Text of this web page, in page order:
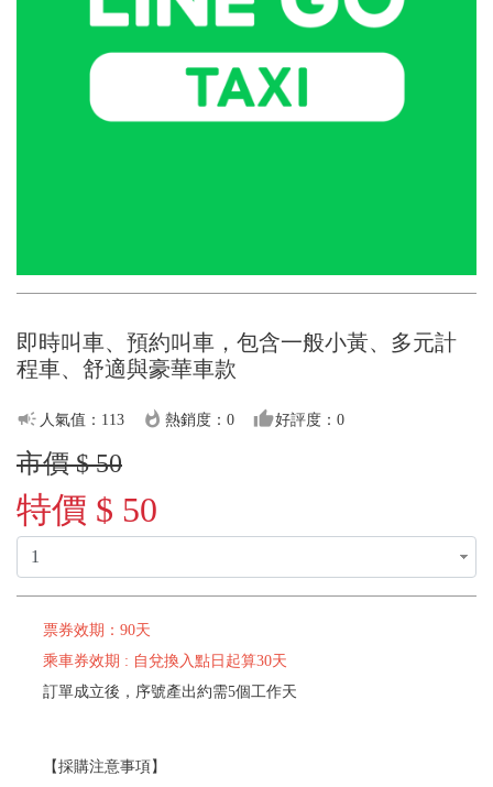
即時叫車、預約叫車，包含一般小黃、多元計
程車、舒適與豪華車款
campaign 人氣值：113 whatshot 熱銷度：0 thumb_up好評度：0
市價 $ 50
特價 $ 50
票券效期：90天
乘車券效期 : 自兌換入點日起算30天
訂單成立後，序號產出約需5個工作天
【採購注意事項】